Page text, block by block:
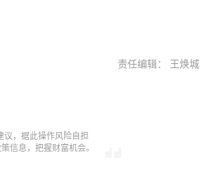
责任编辑： 王焕城
议，据此操作风险自担
信息，把握财富机会。